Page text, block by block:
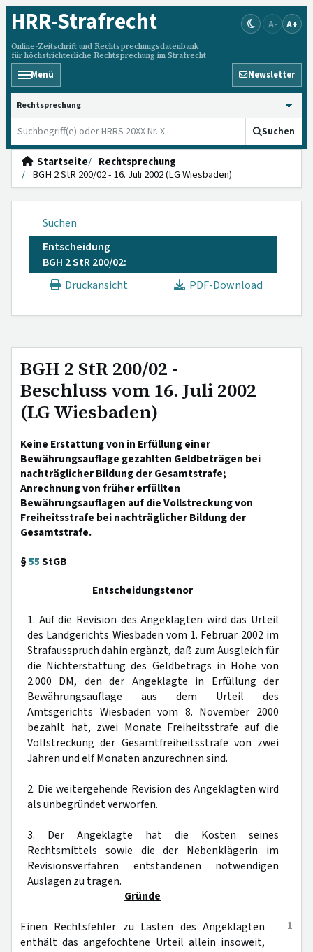
HRR-Strafrecht
Online-Zeitschrift und Rechtsprechungsdatenbank
für höchstrichterliche Rechtsprechung im Strafrecht
A- A+
Menü Newsletter
HRRS durchsuchen
Suchen
Startseite
Rechtsprechung
BGH 2 StR 200/02 - 16. Juli 2002 (LG Wiesbaden)
Suchen
Entscheidung
BGH 2 StR 200/02:
Druckansicht
PDF-Download
BGH 2 StR 200/02 -
Beschluss vom 16. Juli 2002
(LG Wiesbaden)
Keine Erstattung von in Erfüllung einer
Bewährungsauflage gezahlten Geldbeträgen bei
nachträglicher Bildung der Gesamtstrafe;
Anrechnung von früher erfüllten
Bewährungsauflagen auf die Vollstreckung von
Freiheitsstrafe bei nachträglicher Bildung der
Gesamtstrafe.
§55StGB
Entscheidungstenor
1. Auf die Revision des Angeklagten wird das Urteil
des Landgerichts Wiesbaden vom 1. Februar 2002 im
Strafausspruch dahin ergänzt, daß zum Ausgleich für
die Nichterstattung des Geldbetrags in Höhe von
2.000 DM, den der Angeklagte in Erfüllung der
Bewährungsauflage aus dem Urteil des
Amtsgerichts Wiesbaden vom 8. November 2000
bezahlt hat, zwei Monate Freiheitsstrafe auf die
Vollstreckung der Gesamtfreiheitsstrafe von zwei
Jahren und elf Monaten anzurechnen sind.
2. Die weitergehende Revision des Angeklagten wird
als unbegründet verworfen.
3. Der Angeklagte hat die Kosten seines
Rechtsmittels sowie die der Nebenklägerin im
Revisionsverfahren entstandenen notwendigen
Auslagen zu tragen.
Gründe
1
Einen Rechtsfehler zu Lasten des Angeklagten
enthält das angefochtene Urteil allein insoweit,